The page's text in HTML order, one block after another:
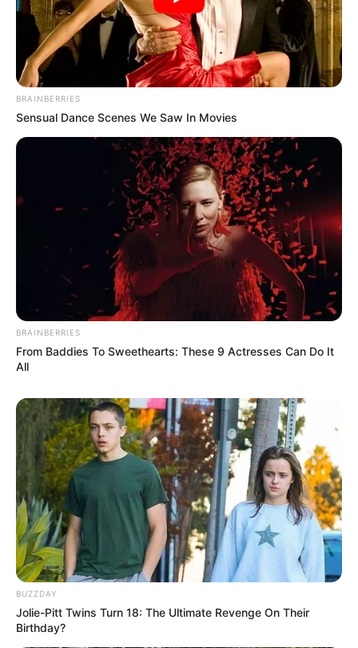
BRAINBERRIES
Sensual Dance Scenes We Saw In Movies
BRAINBERRIES
From Baddies To Sweethearts: These 9 Actresses Can Do It
All
BUZZDAY
Jolie-Pitt Twins Turn 18: The Ultimate Revenge On Their
Birthday?